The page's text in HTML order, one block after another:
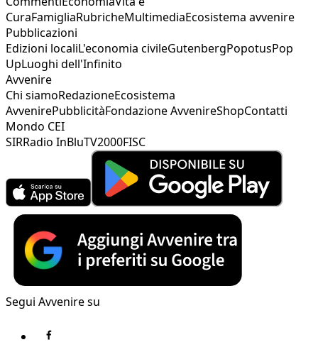
CuraFamigliaRubricheMultimediaEcosistema avvenire
Pubblicazioni
Edizioni localiL'economia civileGutenbergPopotusPop
UpLuoghi dell'Infinito
Avvenire
Chi siamoRedazioneEcosistema
AvvenirePubblicitàFondazione AvvenireShopContatti
Mondo CEI
SIRRadio InBluTV2000FISC
Segui Avvenire su